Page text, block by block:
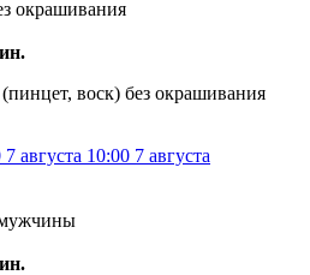
окрашивания
воск) без окрашивания
7 августа 10:00 7 августа